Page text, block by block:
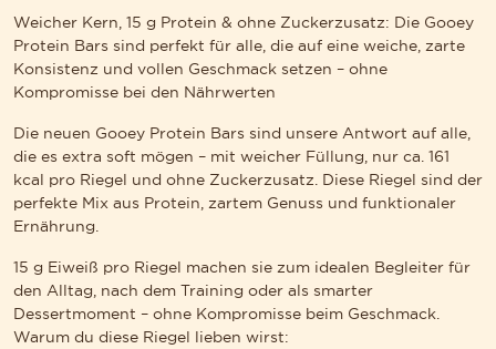
Weicher Kern, 15 g Protein & ohne Zuckerzusatz: Die Gooey
Protein Bars sind perfekt für alle, die auf eine weiche, zarte
Konsistenz und vollen Geschmack setzen – ohne
Kompromisse bei den Nährwerten
Die neuen Gooey Protein Bars sind unsere Antwort auf alle,
die es extra soft mögen – mit weicher Füllung, nur ca. 161
kcal pro Riegel und ohne Zuckerzusatz. Diese Riegel sind der
perfekte Mix aus Protein, zartem Genuss und funktionaler
Ernährung.
15 g Eiweiß pro Riegel machen sie zum idealen Begleiter für
den Alltag, nach dem Training oder als smarter
Dessertmoment – ohne Kompromisse beim Geschmack.
Warum du diese Riegel lieben wirst: